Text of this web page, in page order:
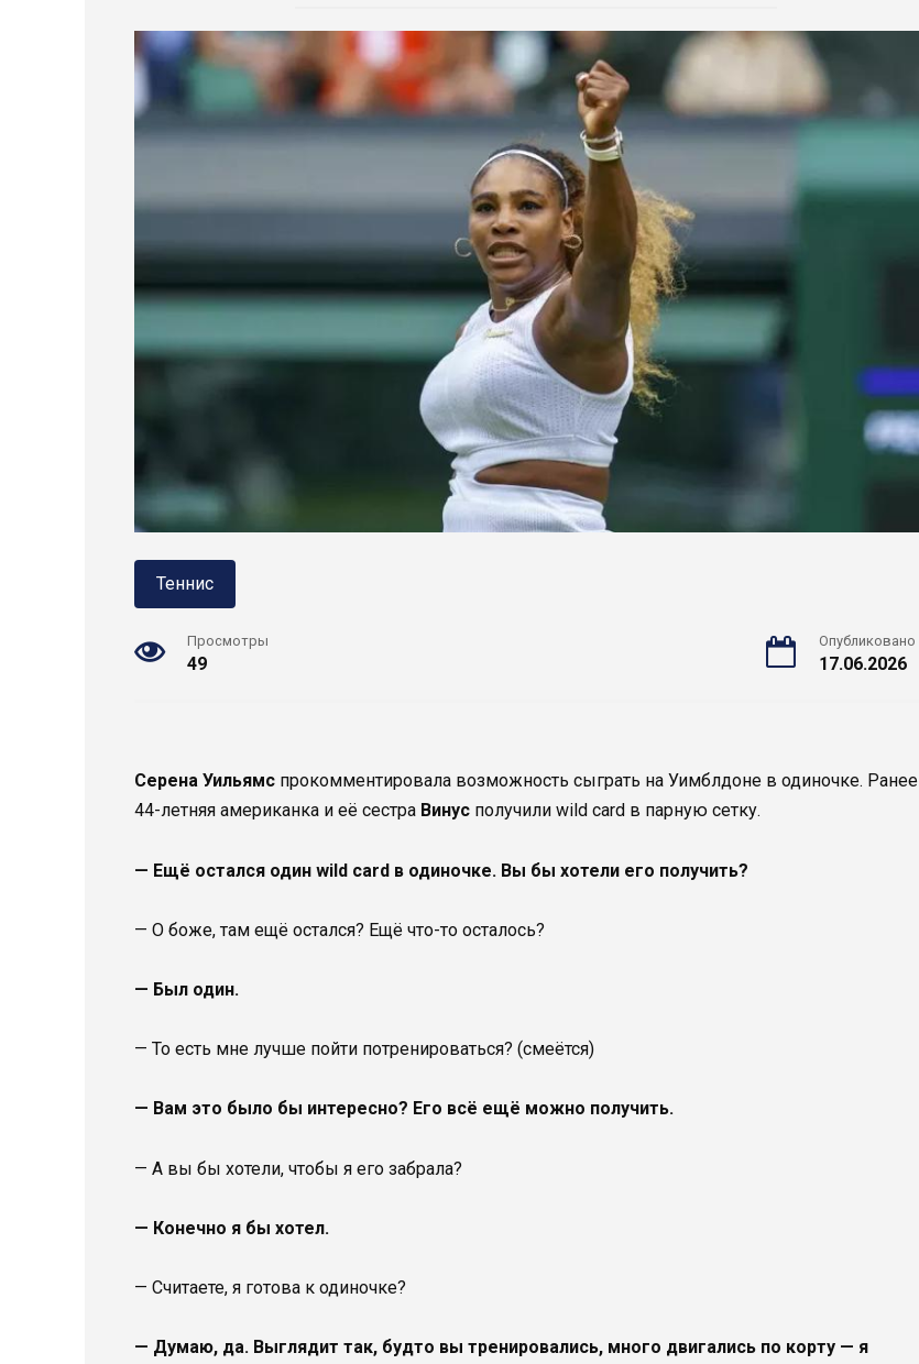
Теннис
Просмотры
49
Опубликовано
17.06.2026
Серена Уильямс прокомментировала возможность сыграть на Уимблдоне в одиночке. Ранее
44-летняя американка и её сестра Винус получили wild card в парную сетку.
— Ещё остался один wild card в одиночке. Вы бы хотели его получить?
— О боже, там ещё остался? Ещё что-то осталось?
— Был один.
— То есть мне лучше пойти потренироваться? (смеётся)
— Вам это было бы интересно? Его всё ещё можно получить.
— А вы бы хотели, чтобы я его забрала?
— Конечно я бы хотел.
— Считаете, я готова к одиночке?
— Думаю, да. Выглядит так, будто вы тренировались, много двигались по корту — я